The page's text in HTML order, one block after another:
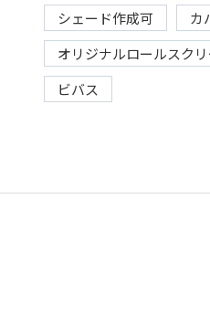
シェード作成可
カ
オリジナルロールスク
ビバス